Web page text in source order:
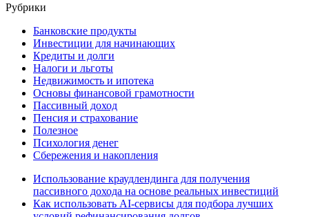
Рубрики
Банковские продукты
Инвестиции для начинающих
Кредиты и долги
Налоги и льготы
Недвижимость и ипотека
Основы финансовой грамотности
Пассивный доход
Пенсия и страхование
Полезное
Психология денег
Сбережения и накопления
Использование краудлендинга для получения
пассивного дохода на основе реальных инвестиций
Как использовать AI-сервисы для подбора лучших